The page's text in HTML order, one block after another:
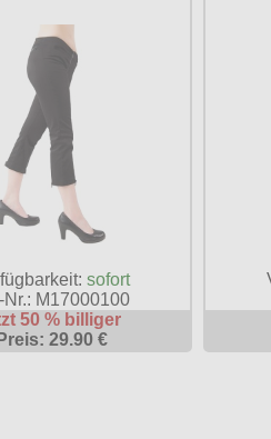
sofort
Nr.: M17000100
50 % billiger
Preis: 29.90 €